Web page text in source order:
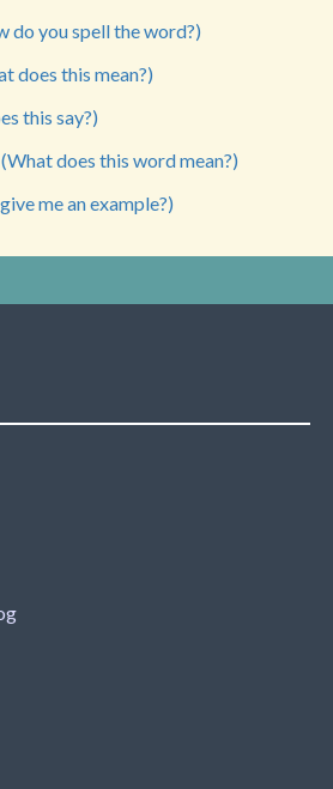
you spell the word?)
does this mean?)
this say?)
does this word mean?)
me an example?)